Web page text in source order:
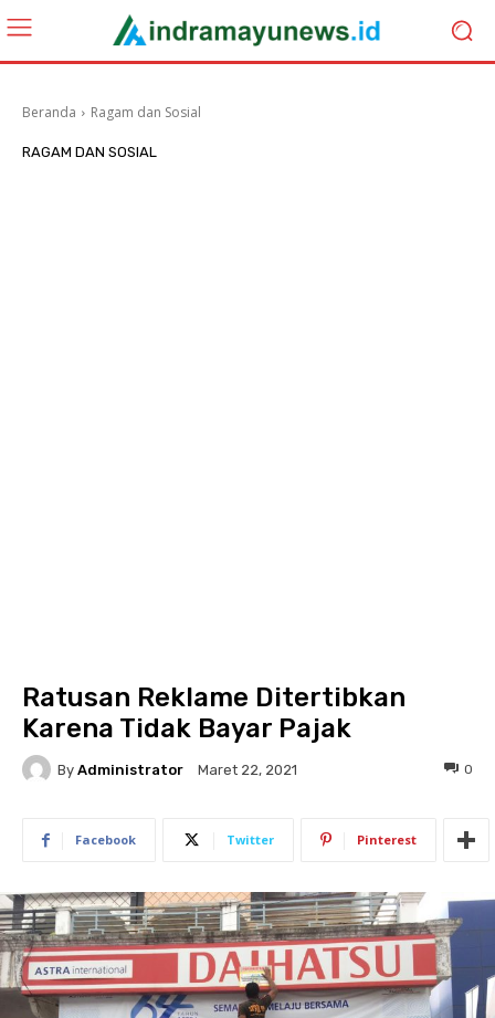
Beranda Ragam dan Sosial
RAGAM DAN SOSIAL
Ratusan Reklame Ditertibkan
Karena Tidak Bayar Pajak
By Administrator Maret 22, 2021 0
Facebook Twitter Pinterest